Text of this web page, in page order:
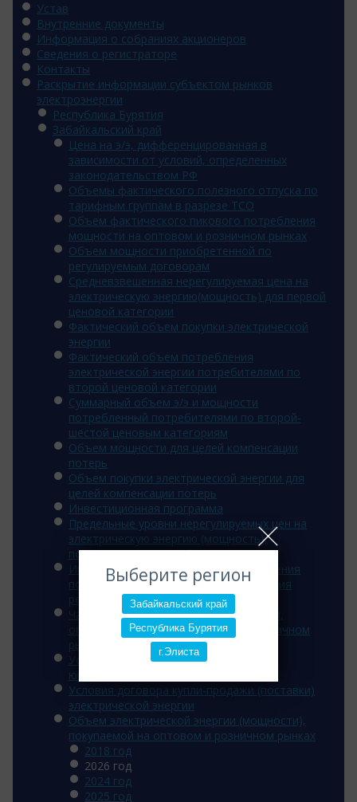
Выберите регион
Забайкальский край
Республика Бурятия
г.Элиста
Устав
Внутренние документы
Информация о собраниях акционеров
Сведения о регистраторе
Контакты
Раскрытие информации субъектом рынков
электроэнергии
Республика Бурятия
Забайкальский край
Цена на э/э, дифференцированная в
зависимости от условий, определенных
законодательством РФ
Объемы фактического полезного отпуска по
тарифным группам в разрезе ТСО
Объем фактического пикового потребления
мощности на оптовом и розничном рынках
Объем мощности приобретенной по
регулируемым договорам
Средневзвешенная нерегулируемая цена на
электрическую энергию(мощность) для первой
ценовой категории
Фактический объем покупки электрической
энергии
Фактический объем потребления
электрической энергии потребителями по
второй ценовой категории
Суммарный объем э/э и мощности
потребленный потребителями по второй-
шестой ценовым категориям
Объем мощности для целей компенсации
потерь
Объем покупки электрической энергии для
целей компенсации потерь
Инвестиционная программа
Предельные уровни нерегулируемых цен на
электрическую энергию (мощность),
поставляемую потребителям
Информация об основаниях для введения
полного и (или) частичного ограничения
режима потребления э/э
Часы для расчета величины мощности,
оплачиваемой потребителем на розничном
рынке
Условия договора энергоснабжения
юридических лиц
Условия договора купли-продажи (поставки)
электрической энергии
Объем электрической энергии (мощности),
покупаемой на оптовом и розничном рынках
2018 год
2026 год
2024 год
2025 год